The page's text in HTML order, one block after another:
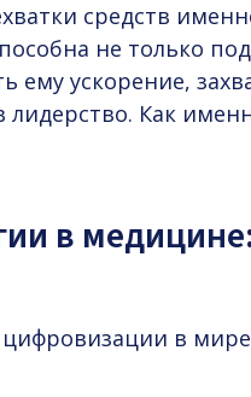
средств
не только
ему ускорение,
Как
в
в мире